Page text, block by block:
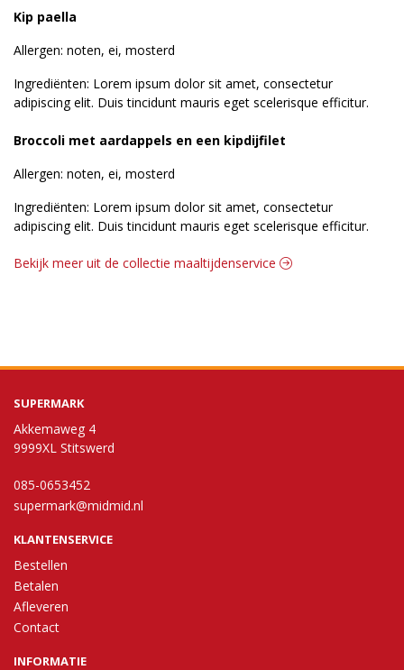
Kip paella
Allergen: noten, ei, mosterd
Ingrediënten: Lorem ipsum dolor sit amet, consectetur
adipiscing elit. Duis tincidunt mauris eget scelerisque efficitur.
Broccoli met aardappels en een kipdijfilet
Allergen: noten, ei, mosterd
Ingrediënten: Lorem ipsum dolor sit amet, consectetur
adipiscing elit. Duis tincidunt mauris eget scelerisque efficitur.
Bekijk meer uit de collectie maaltijdenservice
SUPERMARK
Akkemaweg 4
9999XL Stitswerd
085-0653452
supermark@midmid.nl
KLANTENSERVICE
Bestellen
Betalen
Afleveren
Contact
INFORMATIE